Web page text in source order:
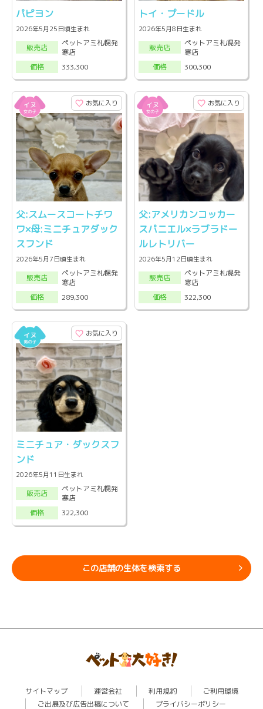
パピヨン
2026年5月25日頃生まれ
販売店
ペットアミ札幌発
寒店
価格
333,300
トイ・プードル
2026年5月8日生まれ
販売店
ペットアミ札幌発
寒店
価格
300,300
お気に入り
父:スムースコートチワ
ワ×母:ミニチュアダック
スフンド
2026年5月7日頃生まれ
販売店
ペットアミ札幌発
寒店
価格
289,300
お気に入り
父:アメリカンコッカー
スパニエル×ラブラドー
ルレトリバー
2026年5月12日頃生まれ
販売店
ペットアミ札幌発
寒店
価格
322,300
お気に入り
ミニチュア・ダックスフ
ンド
2026年5月11日生まれ
販売店
ペットアミ札幌発
寒店
価格
322,300
この店舗の生体を検索する
サイトマップ 運営会社 利用規約
ご利用環境
ご出展及び広告出稿について
プライバシーポリシー